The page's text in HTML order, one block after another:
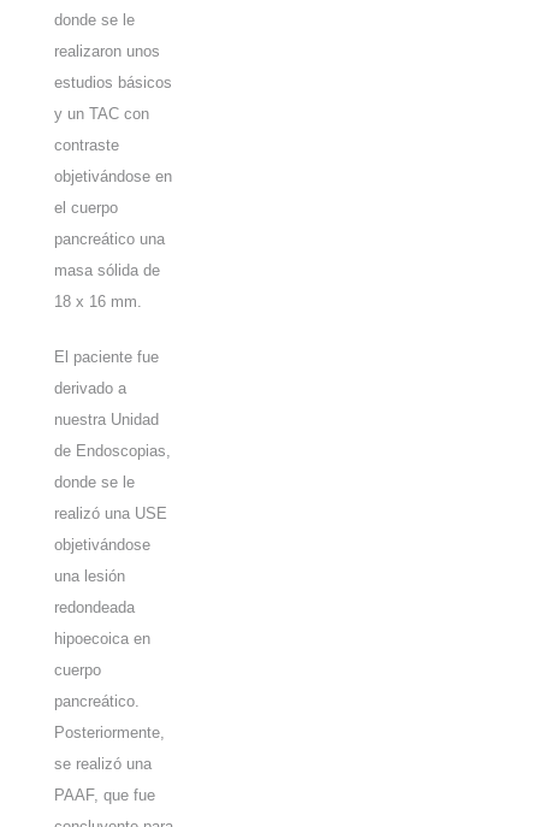
donde se le
realizaron unos
estudios básicos
y un TAC con
contraste
objetivándose en
el cuerpo
pancreático una
masa sólida de
18 x 16 mm.
El paciente fue
derivado a
nuestra Unidad
de Endoscopias,
donde se le
realizó una USE
objetivándose
una lesión
redondeada
hipoecoica en
cuerpo
pancreático.
Posteriormente,
se realizó una
PAAF, que fue